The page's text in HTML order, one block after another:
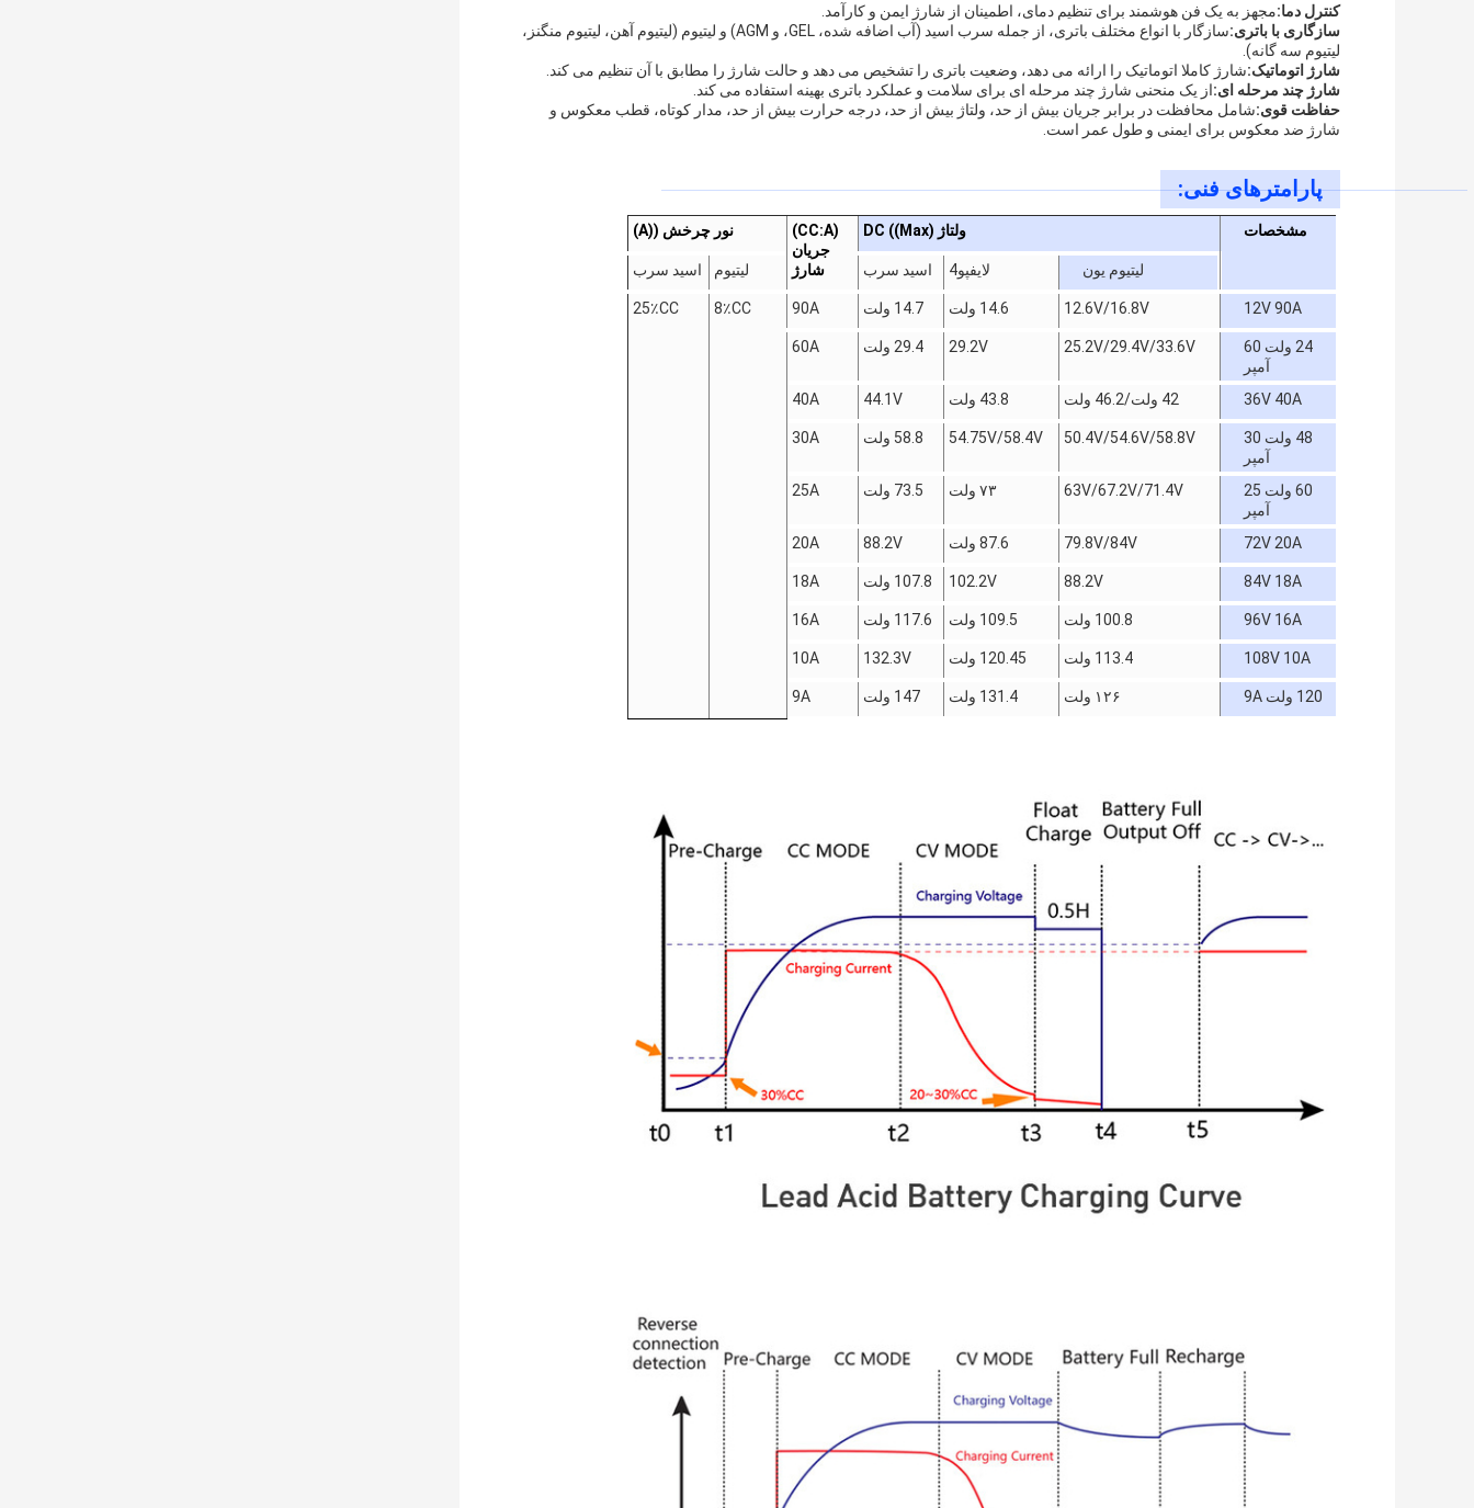
کنترل دما:مجهز به یک فن هوشمند برای تنظیم دمای، اطمینان از شارژ ایمن و کارآمد.
سازگاری با باتری:
سازگار با انواع مختلف باتری، از جمله سرب اسید (آب اضافه شده، GEL، و AGM) و لیتیوم (لیتیوم آهن، لیتیوم منگنز،
لیتیوم سه گانه).
شارژ اتوماتیک:شارژ کاملا اتوماتیک را ارائه می دهد، وضعیت باتری را تشخیص می دهد و حالت شارژ را مطابق با آن تنظیم می کند.
شارژ چند مرحله ای:از یک منحنی شارژ چند مرحله ای برای سلامت و عملکرد باتری بهینه استفاده می کند.
حفاظت قوی:شامل محافظت در برابر جریان بیش از حد، ولتاژ بیش از حد، درجه حرارت بیش از حد، مدار کوتاه، قطب معکوس و
شارژ ضد معکوس برای ایمنی و طول عمر است.
پارامترهای فنی:
مشخصات ولتاژ DC ((Max)
(CC:A)
جریان
شارژ
نور چرخش ((A)
لیتیوم یون لايفپو4 اسید سرب لیتیوم اسید سرب
12V 90A
12.6V/16.8V 14.6 ولت 14.7 ولت 90A 8٪CC 25٪CC
24 ولت 60
آمپر
25.2V/29.4V/33.6V
29.2V 29.4 ولت 60A
36V 40A 42 ولت/46.2 ولت 43.8 ولت 44.1V
40A
48 ولت 30
آمپر
50.4V/54.6V/58.8V
54.75V/58.4V 58.8 ولت 30A
60 ولت 25
آمپر
63V/67.2V/71.4V ۷۳ ولت 73.5 ولت 25A
72V 20A
79.8V/84V 87.6 ولت 88.2V
20A
84V 18A
88.2V
102.2V 107.8 ولت 18A
96V 16A 100.8 ولت 109.5 ولت 117.6 ولت 16A
108V 10A 113.4 ولت 120.45 ولت 132.3V
10A
120 ولت 9A ۱۲۶ ولت 131.4 ولت 147 ولت 9A